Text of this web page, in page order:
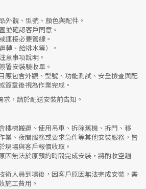
外觀、型號、顏色與配件。
並確認客戶同意。
連接必要管線。
轉、給排水等）。
意事項說明。
署安裝驗收單。
應包含外觀、型號、功能測試、安全檢查與配
簽章後視為作業完成。
，請於配送安裝前告知。
樓梯搬運、使用吊車、拆除舊機、拆門、移
業、夜間服務或要求急件等其他安裝服務，皆
現場與客戶報價收取。
因無法於原預約時間完成安裝，將酌收空趟
術人員到場後，因客戶原因無法完成安裝，需
施工費用。